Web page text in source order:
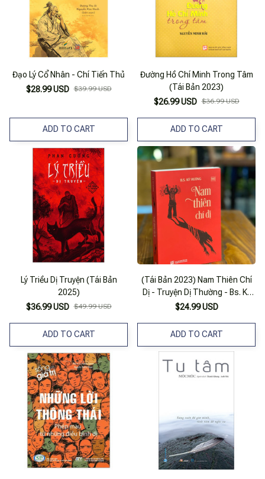
Đạo Lý Cổ Nhân - Chí Tiến Thủ
$28.99 USD $39.99 USD
ADD TO CART
Đường Hồ Chí Minh Trong Tâm
(Tái Bản 2023)
$26.99 USD $36.99 USD
ADD TO CART
Lý Triều Dị Truyện (Tái Bản
2025)
$36.99 USD $49.99 USD
ADD TO CART
(Tái Bản 2023) Nam Thiên Chí
Dị - Truyện Dị Thường - Bs. Kỳ
Hương – Nxb Tổng Hợp Tp Hồ
$24.99 USD
ADD TO CART